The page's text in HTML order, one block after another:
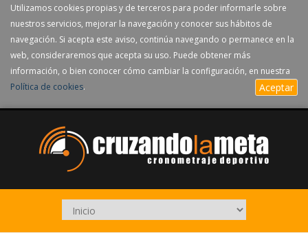
Utilizamos cookies propias y de terceros para poder informarle sobre
nuestros servicios, mejorar la navegación y conocer sus hábitos de
navegación. Si acepta este aviso, continúa navegando o permanece en la
web, consideraremos que acepta su uso. Puede obtener más
información, o bien conocer cómo cambiar la configuración, en nuestra
Política de cookies. Aceptar